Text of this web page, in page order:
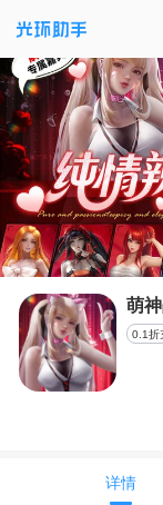
萌
0.1折
详情